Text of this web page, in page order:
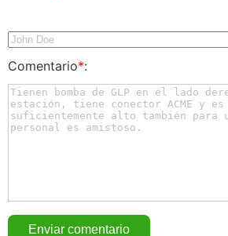
Comentario*: